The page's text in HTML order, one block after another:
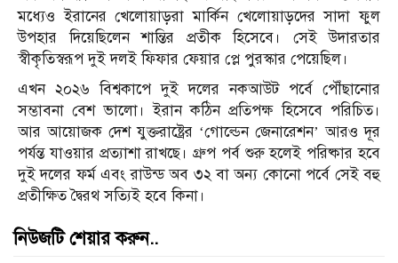
মধ্যেও ইরানের খেলোয়াড়রা মার্কিন খেলোয়াড়দের সাদা ফুল
উপহার দিয়েছিলেন শান্তির প্রতীক হিসেবে। সেই উদারতার
স্বীকৃতিস্বরূপ দুই দলই ফিফার ফেয়ার প্লে পুরস্কার পেয়েছিল।
এখন ২০২৬ বিশ্বকাপে দুই দলের নকআউট পর্বে পৌঁছানোর
সম্ভাবনা বেশ ভালো। ইরান কঠিন প্রতিপক্ষ হিসেবে পরিচিত।
আর আয়োজক দেশ যুক্তরাষ্ট্রের ‘গোল্ডেন জেনারেশন’ আরও দূর
পর্যন্ত যাওয়ার প্রত্যাশা রাখছে। গ্রুপ পর্ব শুরু হলেই পরিষ্কার হবে
দুই দলের ফর্ম এবং রাউন্ড অব ৩২ বা অন্য কোনো পর্বে সেই বহু
প্রতীক্ষিত দ্বৈরথ সত্যিই হবে কিনা।
নিউজটি শেয়ার করুন..